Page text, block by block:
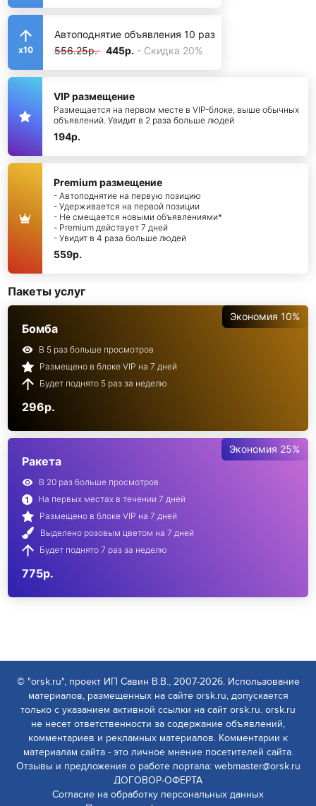
x10
Автоподнятие объявления 10 раз
556.25р. 445р. - Скидка 20%
VIP размещение
Размещается на первом месте в VIP-блоке, выше обычных
объявлений. Увидит в 2 раза больше людей
194р.
Premium размещение
- Автоподнятие на первую позицию
- Удерживается на первой позиции
- Не смещается новыми объявлениями*
- Premium действует 7 дней
- Увидит в 4 раза больше людей
559р.
Пакеты услуг
Экономия 10%
Бомба
В 5 раз больше просмотров
Размещено в блоке VIP на 7 дней
Будет поднято 5 раз за неделю
296р.
Экономия 25%
Ракета
В 20 раз больше просмотров
На первых местах в течении 7 дней
Размещено в блоке VIP на 7 дней
Выделено розовым цветом на 7 дней
Будет поднято 7 раз за неделю
775р.
© "orsk.ru", проект ИП Савин В.В., 2007-2026. Использование
материалов, размещенных на сайте orsk.ru, допускается
только с указанием активной ссылки на сайт orsk.ru. orsk.ru
не несет ответственности за содержание объявлений,
комментариев и рекламных материалов. Комментарии к
материалам сайта - это личное мнение посетителей сайта.
Отзывы и предложения о работе портала: webmaster@orsk.ru
ДОГОВОР-ОФЕРТА
Согласие на обработку персональных данных